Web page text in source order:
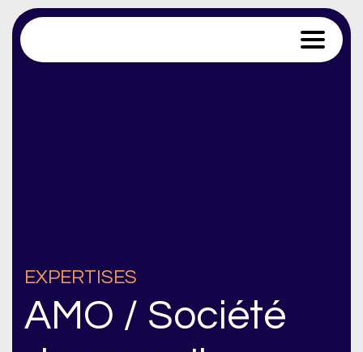
Trace Software
EXPERTISES
AMO / Société